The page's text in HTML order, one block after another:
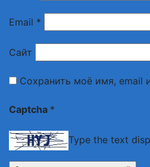
Email *
Сайт
Сохранить моё имя, email
Captcha *
Type the text